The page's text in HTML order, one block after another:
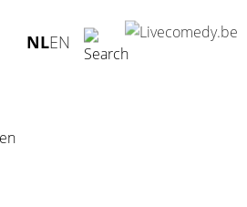
NLEN
Vanden Thoren
CC Ter Vesten,